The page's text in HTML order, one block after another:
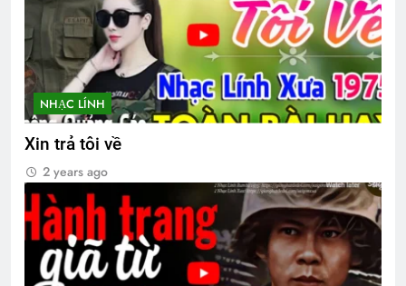
Thăm NT Huỳnh Ngọc Vang K25
2 Years Ago
Thăm CSVSQ Lê Văn Thời K20
2 Years Ago
NT Phạm Ngọc Thiệp K7
2 Years Ago
Xuân 1973
2 Years Ago
Tướng Ngô Quang Trưởng
NHẠC LÍNH
Xin trả tôi về
2 years ago